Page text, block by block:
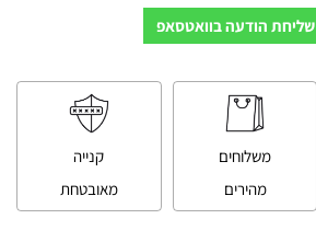
שליחת הודעה בוואטסאפ
משלוחים
מהירים
קנייה
מאובטחת